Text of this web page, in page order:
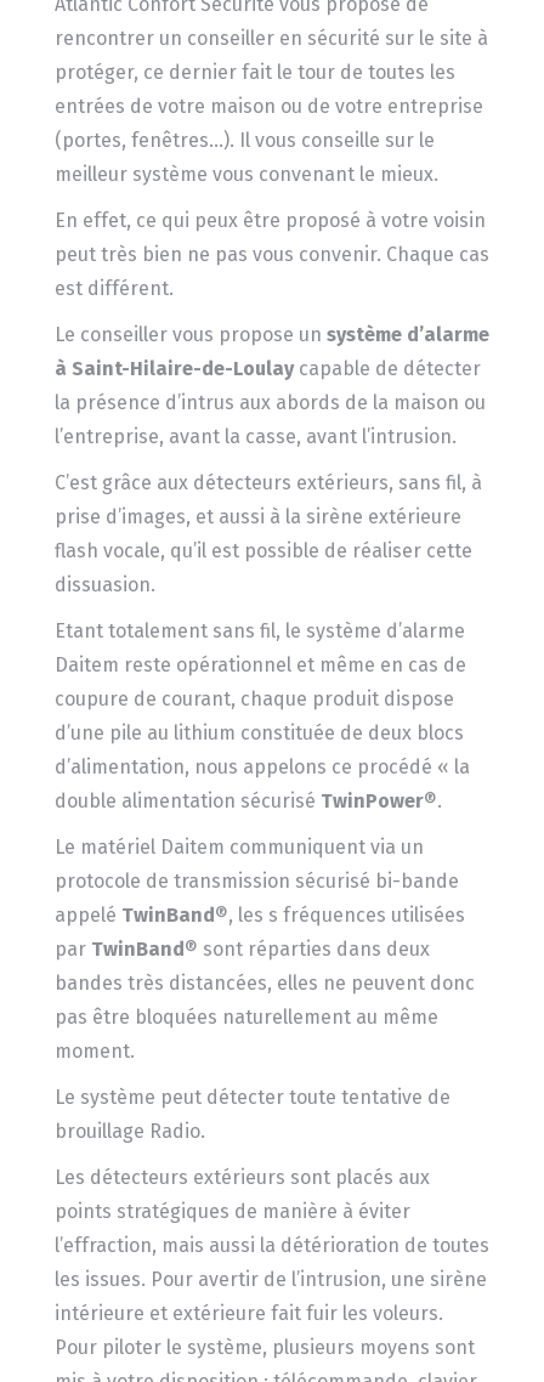
Atlantic Confort Sécurité vous propose de
rencontrer un conseiller en sécurité sur le site à
protéger, ce dernier fait le tour de toutes les
entrées de votre maison ou de votre entreprise
(portes, fenêtres…). Il vous conseille sur le
meilleur système vous convenant le mieux.
En effet, ce qui peux être proposé à votre voisin
peut très bien ne pas vous convenir. Chaque cas
est différent.
Le conseiller vous propose un système d’alarme
à Saint-Hilaire-de-Loulaycapable de détecter
la présence d’intrus aux abords de la maison ou
l’entreprise, avant la casse, avant l’intrusion.
C’est grâce aux détecteurs extérieurs, sans fil, à
prise d’images, et aussi à la sirène extérieure
flash vocale, qu’il est possible de réaliser cette
dissuasion.
Etant totalement sans fil, le système d’alarme
Daitem reste opérationnel et même en cas de
coupure de courant, chaque produit dispose
d’une pile au lithium constituée de deux blocs
d’alimentation, nous appelons ce procédé « la
double alimentation sécurisé TwinPower®.
Le matériel Daitem communiquent via un
protocole de transmission sécurisé bi-bande
appelé TwinBand ®, les s fréquences utilisées
par TwinBand ® sont réparties dans deux
bandes très distancées, elles ne peuvent donc
pas être bloquées naturellement au même
moment.
Le système peut détecter toute tentative de
brouillage Radio.
Les détecteurs extérieurs sont placés aux
points stratégiques de manière à éviter
l’effraction, mais aussi la détérioration de toutes
les issues. Pour avertir de l’intrusion, une sirène
intérieure et extérieure fait fuir les voleurs.
Pour piloter le système, plusieurs moyens sont